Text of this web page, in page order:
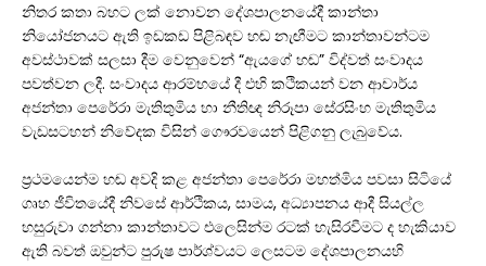
නිතර කතා බහට ලක් නොවන දේශපාලනයේදී කාන්තා
නියෝජනයට ඇති ඉඩකඩ පිළිබඳව හඬ නැඟීමට කාන්තාවන්ටම
අවස්ථාවක් සලසා දීම වෙනුවෙන් “ඇයගේ හඬ” විද්වත් සංවාදය
පවත්වන ලදී. සංවාදය ආරම්භයේ දී එහි කථිකයන් වන ආචාර්ය
අජන්තා පෙරේරා මැතිතුමිය හා නීතිඥ නිරූපා සේරසිංහ මැතිතුමිය
වැඩසටහන් නිවේදක විසින් ගෞරවයෙන් පිළිගනු ලැබුවේය.
ප්‍රථමයෙන්ම හඬ අවදි කළ අජන්තා පෙරේරා මහත්මිය පවසා සිටියේ
ගෘහ ජීවිතයේදී නිවසේ ආර්ථිකය, සාමය, අධ්‍යාපනය ආදී සියල්ල
හසුරුවා ගන්නා කාන්තාවට එලෙසින්ම රටක් හැසිරවීමට ද හැකියාව
ඇති බවත් ඔවුන්ට පුරුෂ පාර්ශ්වයට ලෙසටම දේශපාලනයහි